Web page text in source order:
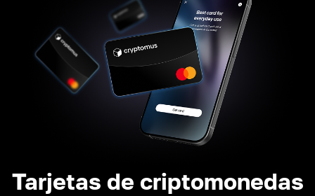
Tarjetas de criptomonedas